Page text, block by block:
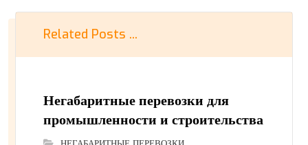
Related Posts ...
Негабаритные перевозки для
промышленности и строительства